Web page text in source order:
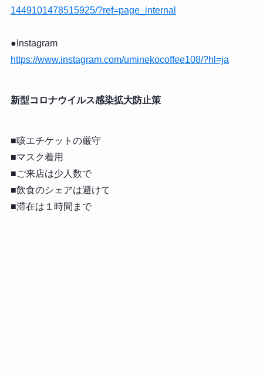
1449101478515925/?ref=page_internal
●Instagram
https://www.instagram.com/uminekocoffee108/?hl=ja
新型コロナウイルス感染拡大防止策
■咳エチケットの厳守
■マスク着用
■ご来店は少人数で
■飲食のシェアは避けて
■滞在は１時間まで